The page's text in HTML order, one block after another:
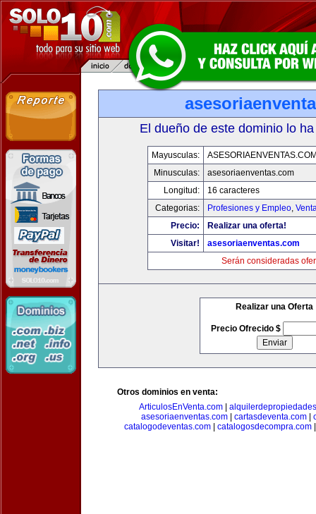
El dueño de este dominio lo
Mayusculas:
Minusculas:
asesoriaenventas.com
Longitud:
16 caracteres
Categorias:
Profesiones y Empleo,
Precio:
Realizar una oferta!
Visitar!
asesoriaenventas.com
Serán consideradas
Realizar una Oferta
Precio Ofrecido $
Otros dominios en venta:
ArticulosEnVenta.com|
asesoriaenventas.com
cartasdeventa.com
catalogodeventas.com
catalogosdecompra.com